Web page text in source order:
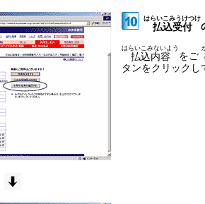
払込受付
はらいこみうけつけ
払込内容
はらいこみないよう
をご
タンをクリックし